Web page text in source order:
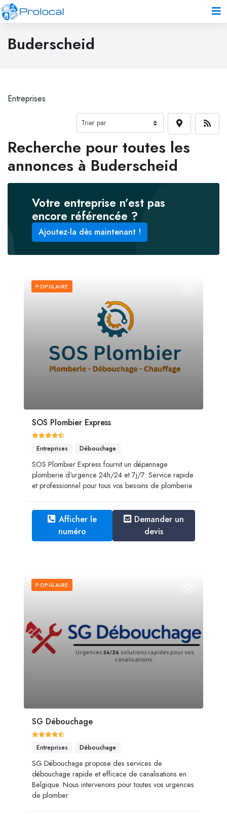
Buderscheid
Entreprises
Recherche pour toutes les
annonces à Buderscheid
Votre entreprise n’est pas
encore référencée ?
Ajoutez-la dès maintenant !
POPULAIRE
SOS Plombier Express
Entreprises Débouchage
SOS Plombier Express fournit un dépannage
plomberie d'urgence 24h/24 et 7j/7. Service rapide
et professionnel pour tous vos besoins de plomberie
Afficher le
numéro
Demander un
devis
POPULAIRE
SG Débouchage
Entreprises Débouchage
SG Débouchage propose des services de
débouchage rapide et efficace de canalisations en
Belgique. Nous intervenons pour toutes vos urgences
de plomber